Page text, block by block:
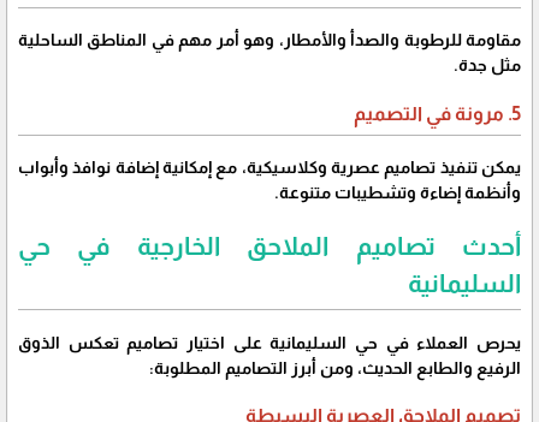
مقاومة للرطوبة والصدأ والأمطار، وهو أمر مهم في المناطق الساحلية
مثل جدة.
5. مرونة في التصميم
يمكن تنفيذ تصاميم عصرية وكلاسيكية، مع إمكانية إضافة نوافذ وأبواب
وأنظمة إضاءة وتشطيبات متنوعة.
أحدث تصاميم الملاحق الخارجية في حي
السليمانية
يحرص العملاء في حي السليمانية على اختيار تصاميم تعكس الذوق
الرفيع والطابع الحديث، ومن أبرز التصاميم المطلوبة:
تصميم الملاحق العصرية البسيطة